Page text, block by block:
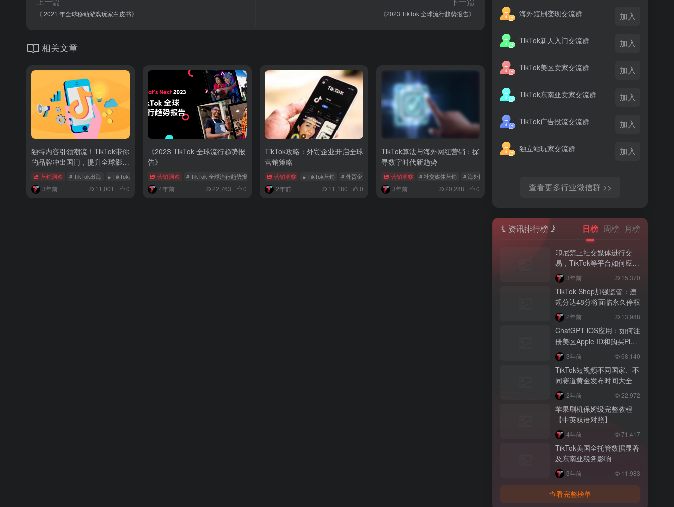
《 2021 年全球移动游戏玩家白皮书》 《2023 TikTok 全球流行趋势报告》
相关文章
独特内容引领潮流！TikTok带你
的品牌冲出国门，提升全球影响
力! 营销洞察 # TikTok出海 # TikTok品牌出海 # 品牌故事
3年前 11,001 0
《2023 TikTok 全球流行趋势报
告》
营销洞察 # TikTok 全球流行趋势报告
4年前 22,763 0
TikTok攻略：外贸企业开启全球
营销策略
营销洞察 # TikTok营销 # 外贸企业 # TikTok外贸
2年前 11,180 0
TikTok算法与海外网红营销：探
寻数字时代新趋势
营销洞察 # 社交媒体营销 # 海外网红营销
3年前 20,288 0
海外短剧变现交流群 加入
TikTok新人入门交流群 加入
TikTok美区卖家交流群 加入
TikTok东南亚卖家交流群 加入
TikTok广告投流交流群 加入
独立站玩家交流群 加入
查看更多行业微信群 >>
资讯排行榜 日榜 周榜 月榜
印尼禁止社交媒体进行交
易，TikTok等平台如何应
对？ 3年前 15,370
TikTok Shop加强监管：违
规分达48分将面临永久停权
2年前 13,988
ChatGPT iOS应用：如何注
册美区Apple ID和购买Plus
会员【图文教程】
3年前 68,140
TikTok短视频不同国家、不
同赛道黄金发布时间大全
2年前 22,972
苹果刷机保姆级完整教程
【中英双语对照】
4年前 71,417
TikTok美国全托管数据显著
及东南亚税务影响
3年前 11,983
查看完整榜单